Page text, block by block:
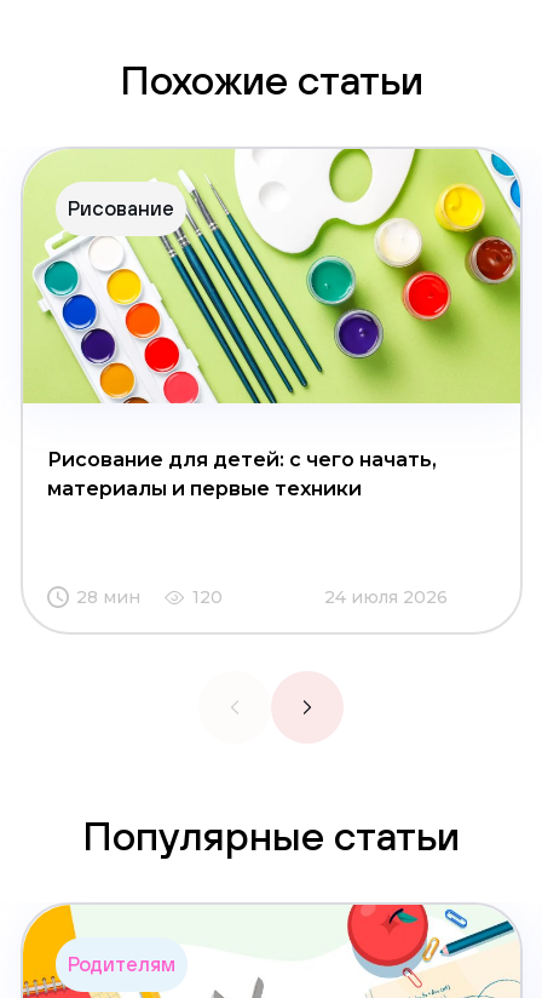
Похожие статьи
Рисование
Рисование для детей: с чего начать,
материалы и первые техники
28 мин 120 24 июля 2026
Популярные статьи
Родителям